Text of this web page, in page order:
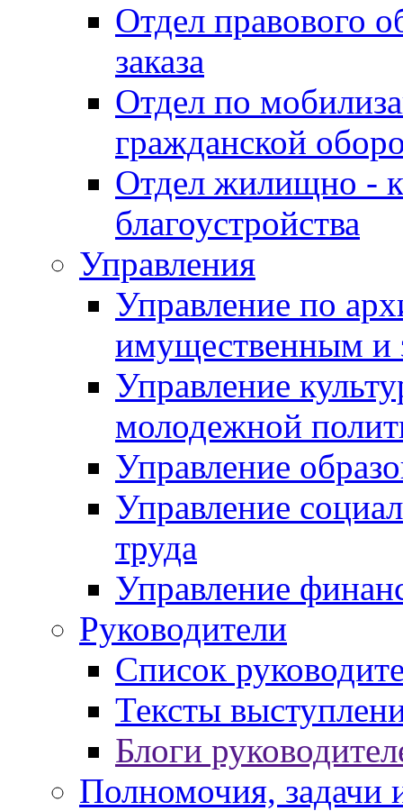
Отдел правового
заказа
Отдел по
гражданской
Отдел жилищно -
благоустройства
Управления
Управление по
имущественным и
Управление
молодежной
Управление
Управление
труда
Управление
Руководители
Список
Тексты
Блоги
Полномочия, задачи